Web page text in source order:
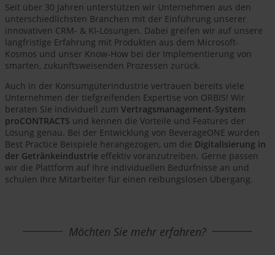
Seit über 30 Jahren unterstützen wir Unternehmen aus den
unterschiedlichsten Branchen mit der Einführung unserer
innovativen CRM- & KI-Lösungen. Dabei greifen wir auf unsere
langfristige Erfahrung mit Produkten aus dem Microsoft-
Kosmos und unser Know-How bei der Implementierung von
smarten, zukunftsweisenden Prozessen zurück.
Auch in der Konsumgüterindustrie vertrauen bereits viele
Unternehmen der tiefgreifenden Expertise von ORBIS! Wir
beraten Sie individuell zum Vertragsmanagement-System
proCONTRACTS und kennen die Vorteile und Features der
Lösung genau. Bei der Entwicklung von BeverageONE wurden
Best Practice Beispiele herangezogen, um die Digitalisierung in
der Getränkeindustrie effektiv voranzutreiben. Gerne passen
wir die Plattform auf Ihre individuellen Bedürfnisse an und
schulen Ihre Mitarbeiter für einen reibungslosen Übergang.
Möchten Sie mehr erfahren?